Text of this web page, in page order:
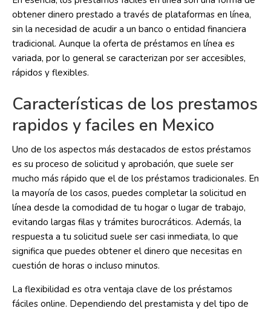
obtener dinero prestado a través de plataformas en línea,
sin la necesidad de acudir a un banco o entidad financiera
tradicional. Aunque la oferta de préstamos en línea es
variada, por lo general se caracterizan por ser accesibles,
rápidos y flexibles.
Características de los prestamos
rapidos y faciles en Mexico
Uno de los aspectos más destacados de estos préstamos
es su proceso de solicitud y aprobación, que suele ser
mucho más rápido que el de los préstamos tradicionales. En
la mayoría de los casos, puedes completar la solicitud en
línea desde la comodidad de tu hogar o lugar de trabajo,
evitando largas filas y trámites burocráticos. Además, la
respuesta a tu solicitud suele ser casi inmediata, lo que
significa que puedes obtener el dinero que necesitas en
cuestión de horas o incluso minutos.
La flexibilidad es otra ventaja clave de los préstamos
fáciles online. Dependiendo del prestamista y del tipo de